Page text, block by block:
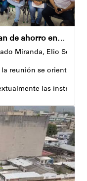
Gobierno de Miranda activa plan de ahorro energético en la entidad
Miranda, Elio
reunión se orientó al
las
central de este
del diputado
durante la